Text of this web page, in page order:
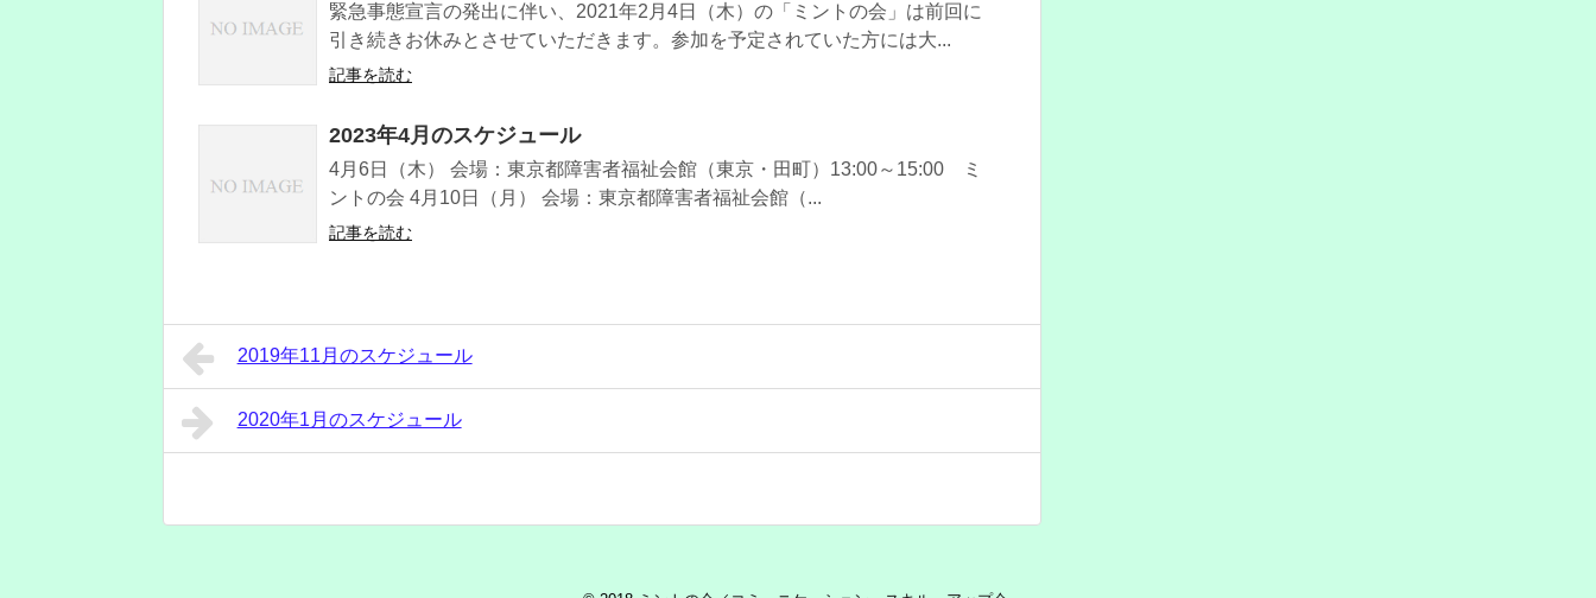
緊急事態宣言の発出に伴い、2021年2月4日（木）の「ミントの会」は前回に
引き続きお休みとさせていただきます。参加を予定されていた方には大...
記事を読む
2023年4月のスケジュール
4月6日（木） 会場：東京都障害者福祉会館（東京・田町）13:00～15:00 ミ
ントの会 4月10日（月） 会場：東京都障害者福祉会館（...
記事を読む
2019年11月のスケジュール
2020年1月のスケジュール